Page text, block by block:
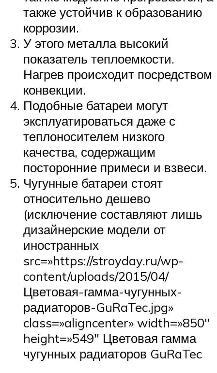
также устойчив к образованию
коррозии.
У этого металла высокий
показатель теплоемкости.
Нагрев происходит посредством
конвекции.
Подобные батареи могут
эксплуатироваться даже с
теплоносителем низкого
качества, содержащим
посторонние примеси и взвеси.
Чугунные батареи стоят
относительно дешево
(исключение составляют лишь
дизайнерские модели от
иностранных
src=»https://stroyday.ru/wp-
content/uploads/2015/04/
Цветовая-гамма-чугунных-
радиаторов-GuRaTec.jpg»
class=»aligncenter» width=»850″
height=»549″ Цветовая гамма
чугунных радиаторов GuRaTec